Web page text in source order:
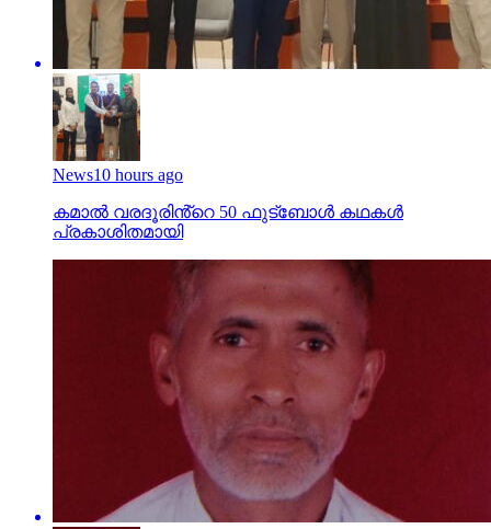
News10 hours ago
കമാൽ വരദൂരിൻ്റെ 50 ഫുട്ബോൾ കഥകൾ
പ്രകാശിതമായി
india2 days ago